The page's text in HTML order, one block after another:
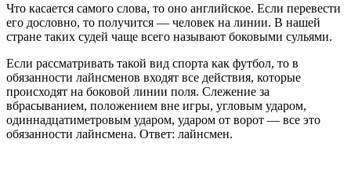
Что касается самого слова, то оно английское. Если перевести
его дословно, то получится — человек на линии. В нашей
стране таких судей чаще всего называют боковыми сульями.
Если рассматривать такой вид спорта как футбол, то в
обязанности лайнсменов входят все действия, которые
происходят на боковой линии поля. Слежение за
вбрасыванием, положением вне игры, угловым ударом,
одиннадцатиметровым ударом, ударом от ворот — все это
обязанности лайнсмена. Ответ: лайнсмен.